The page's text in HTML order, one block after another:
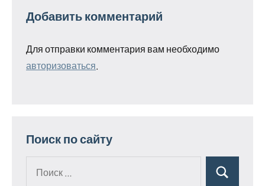
Добавить комментарий
Для отправки комментария вам необходимо
авторизоваться
Поиск по сайту
Поиск